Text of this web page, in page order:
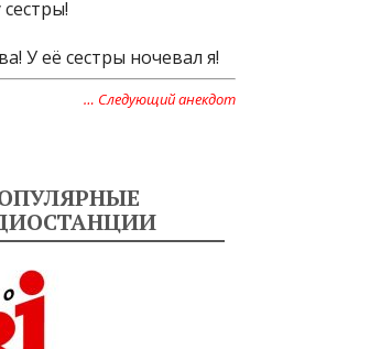
У её сестры ночевал я!
… Следующий анекдот